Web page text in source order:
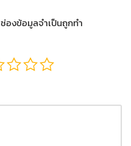
ช่องข้อมูลจำเป็นถูกทำ